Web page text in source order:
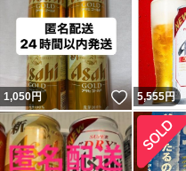
1,050円 いいね！
5,555円